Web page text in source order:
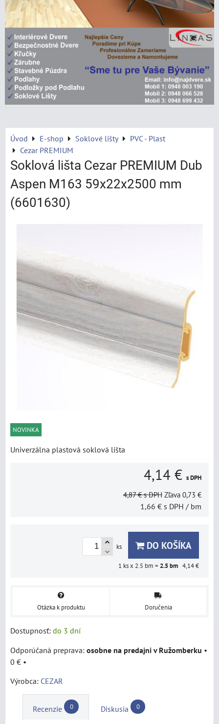
Úvod E-shop Soklové lišty
PVC - Plast
Cezar PREMIUM
Soklová lišta Cezar PREMIUM Dub
Aspen M163 59x22x2500 mm
(6601630)
NOVINKA
Univerzálna plastová soklová lišta
4,14 € s DPH
4,87 € s DPH Zľava 0,73 €
1,66 € s DPH / bm
ks DO KOŠÍKA
1 ks x 2.5 bm = 2.5bm 4,14 €
Otázka k produktu Doručenia
Dostupnosť: do 3 dní
osobne na predajni v Ružomberku •
0 € •
Výrobca: CEZAR
Recenzie 0 Diskusia 0